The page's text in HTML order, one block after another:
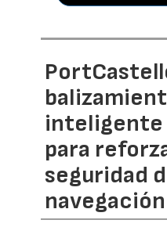
inteligente
para
seguridad
navegación